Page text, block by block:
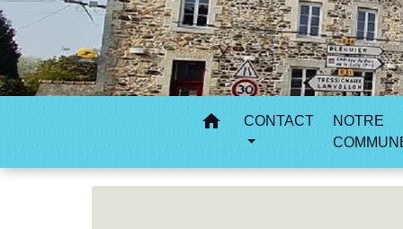
home CONTACT
NOTRE